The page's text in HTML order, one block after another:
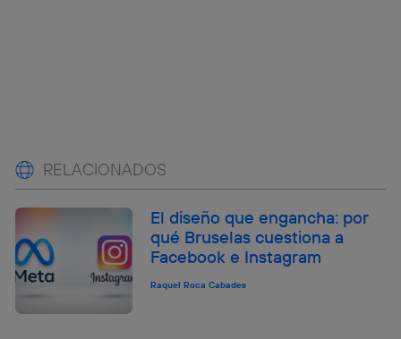
RELACIONADOS
El diseño que engancha: por
qué Bruselas cuestiona a
Facebook e Instagram
Raquel Roca Cabades